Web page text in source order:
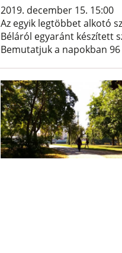
2019. december 15. 15:00
Az egyik legtöbbet alkotó
Béláról egyaránt készített
Bemutatjuk a napokban